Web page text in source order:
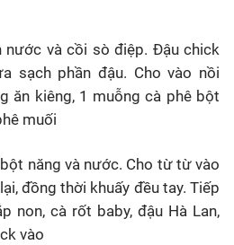
nước và cồi sò điệp. Đậu chick
sạch phần đậu. Cho vào nồi
ăn kiêng, 1 muỗng cà phê bột
muối
năng và nước. Cho từ từ vào
đồng thời khuấy đều tay. Tiếp
non, cà rốt baby, đậu Hà Lan,
vào